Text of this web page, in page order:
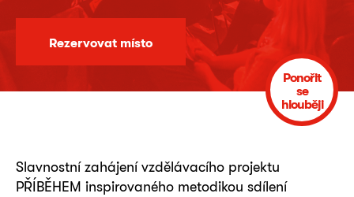
Rezervovat místo
Ponořit
se
hlouběji
Slavnostní zahájení vzdělávacího projektu
PŘÍBĚHEM inspirovaného metodikou sdílení